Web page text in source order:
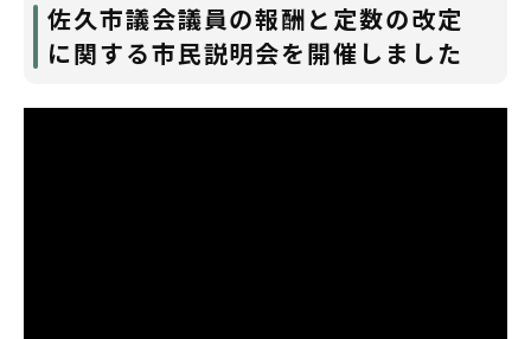
佐久市議会議員の報酬と定数の改定
に関する市民説明会を開催しました